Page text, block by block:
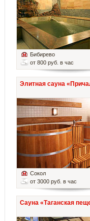
Бибирево
от 800 руб. в час
Элитная сауна
Сокол
от 3000 руб. в час
Сауна «Таганская